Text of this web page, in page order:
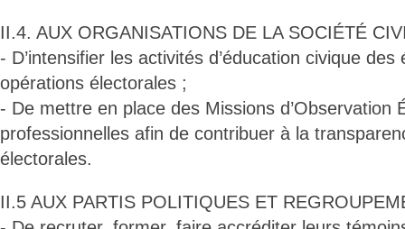
II.4. AUX ORGANISATIONS DE LA SOCIÉTÉ
- D’intensifier les activités d’éducation civique
opérations électorales ;
- De mettre en place des Missions d’Observation
professionnelles afin de contribuer à la
électorales.
II.5 AUX PARTIS POLITIQUES ET